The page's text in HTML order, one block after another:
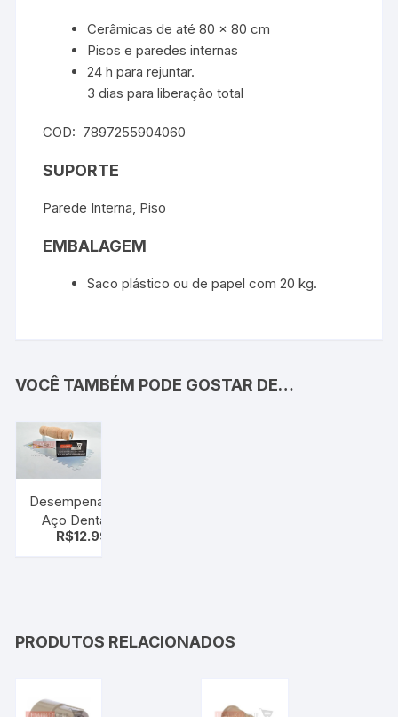
Cerâmicas de até 80 x 80 cm
Pisos e paredes internas
24 h para rejuntar.
3 dias para liberação total
COD: 7897255904060
SUPORTE
Parede Interna, Piso
EMBALAGEM
Saco plástico ou de papel com 20 kg.
VOCÊ TAMBÉM PODE GOSTAR DE…
Desempenadeira
Aço Dentada
Thompson
R$12.99
PRODUTOS RELACIONADOS